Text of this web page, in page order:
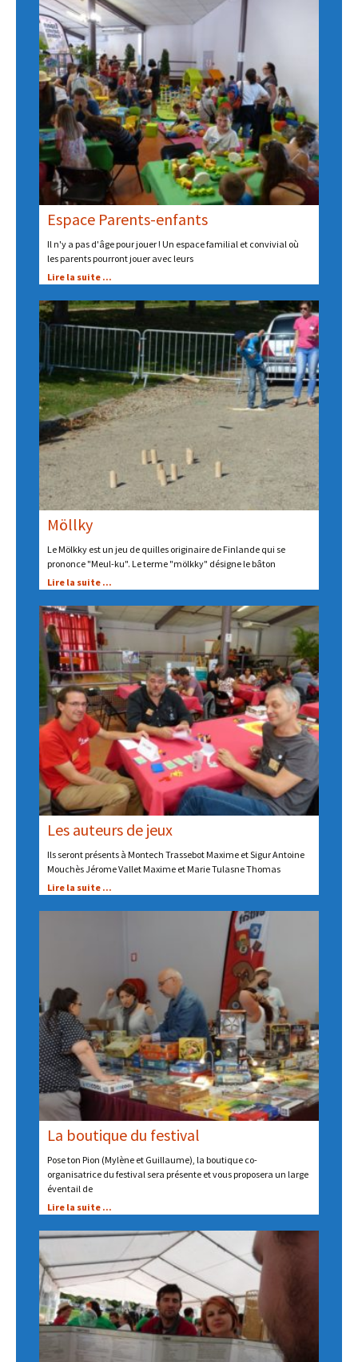
Espace Parents-enfants
Il n'y a pas d'âge pour jouer ! Un espace familial et convivial où
les parents pourront jouer avec leurs
Lire la suite ...
Möllky
Le Mölkky est un jeu de quilles originaire de Finlande qui se
prononce "Meul-ku". Le terme "mölkky" désigne le bâton
Lire la suite ...
Les auteurs de jeux
Ils seront présents à Montech Trassebot Maxime et Sigur Antoine
Mouchès Jérome Vallet Maxime et Marie Tulasne Thomas
Lire la suite ...
La boutique du festival
Pose ton Pion (Mylène et Guillaume), la boutique co-
organisatrice du festival sera présente et vous proposera un large
éventail de
Lire la suite ...